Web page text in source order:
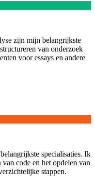
zijn mijn belangrijkste
van onderzoek
voor essays en andere
specialisaties. Ik
code en het opdelen van
stappen.